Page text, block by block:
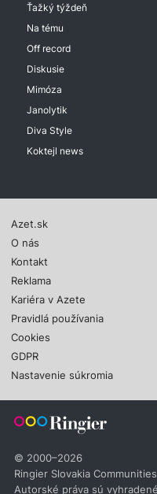
Ťažký týždeň
Na tému
Off record
Diskusie
Mimóza
Janolytik
Diva Style
Koktejl news
Azet.sk
O nás
Kontakt
Reklama
Kariéra v Azete
Pravidlá používania
Cookies
GDPR
Nastavenie súkromia
© 2000–2026
Ringier Slovakia
Autorské práva sú